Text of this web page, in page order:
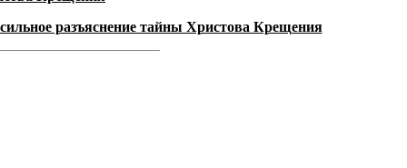
разъяснение тайны Христова Крещения